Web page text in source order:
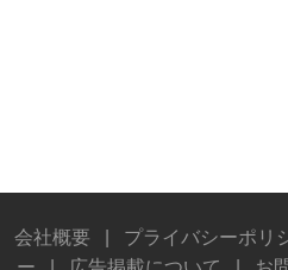
会社概要 プライバシーポリ